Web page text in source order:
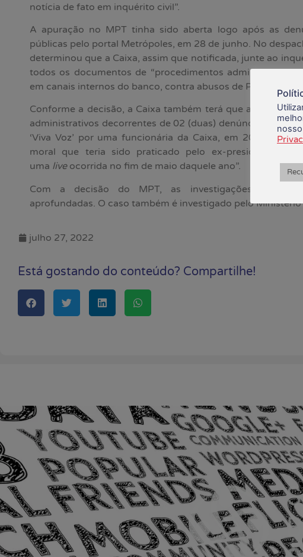
notícia de fato em inquérito civil”.
A apuração no MPT tinha sido aberta logo após as
públicas pelo portal Metrópoles, em 28 de junho. No
determinou que a Caixa, assim que notificada, junte ao
todos os documentos de “procedimentos
em canais internos do banco, contra abusos de Pedro
Conforme a decisão, a Caixa também terá que apresentar
administrativos decorrentes de 02 (duas) denúncias que
‘Viva Voz’ por uma funcionária da Caixa, em 2020,
moral que teria sido praticado pelo ex-presidente da
uma liveocorrida no fim de maio daquele ano”.
Com a decisão do MPT, as investigações contra
aprofundadas. O caso também é investigado pelo
julho 27, 2022
Está gostando do conteúdo? Compartilhe!